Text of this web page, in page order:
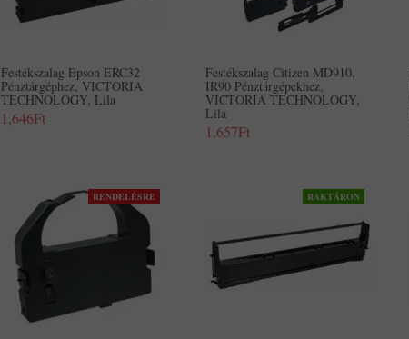
Festékszalag Epson ERC32
Pénztárgéphez, VICTORIA
TECHNOLOGY, Lila
1,646Ft
Festékszalag Citizen MD910,
IR90 Pénztárgépekhez,
VICTORIA TECHNOLOGY,
Lila
1,657Ft
RENDELÉSRE RAKTÁRON